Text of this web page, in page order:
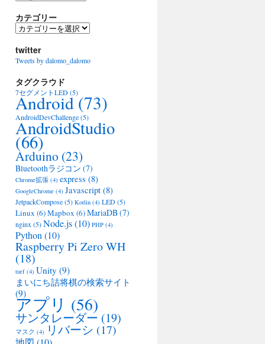
カ
イ
カテゴリー
カ
ゴ
リ
twitter
Tweets by dalomo_dalomo
タグクラウド
7セグメントLED(5)
Android(73)
AndroidDevChallenge(5)
AndroidStudio
(66)
Arduino (23)
Bluetoothラジコン (7)
Chrome拡張 (4) express (8)
GoogleChrome (4) Javascript (8)
JetpackCompose(5) Kotlin (4) LED(5)
Linux (6)Mapbox (6)MariaDB(7)
nginx (5)Node.js(10) PHP (4)
Python(10)
Raspberry Pi Zero WH
(18)
turf (4) Unity (9)
まいにち詰将棋の検索サイト
(9)
アプリ (56)
サンタレーダー (19)
マスク (4) リバーシ (17)